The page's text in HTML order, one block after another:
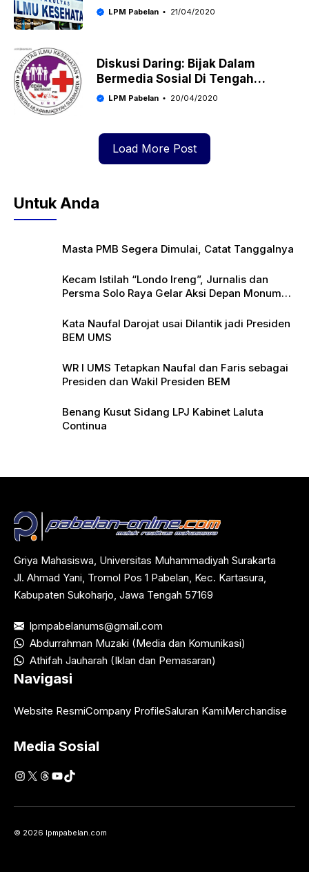
Undur Jadwal Pelaksanaan E-UTS
LPM Pabelan 21/04/2020
Diskusi Daring: Bijak Dalam
Bermedia Sosial Di Tengah
Pandemi Covid-19
LPM Pabelan 20/04/2020
Load More Post
Untuk Anda
Masta PMB Segera Dimulai, Catat Tanggalnya
Kecam Istilah “Londo Ireng”, Jurnalis dan
Persma Solo Raya Gelar Aksi Depan Monumen
Kata Naufal Darojat usai Dilantik jadi Presiden
BEM UMS
WR I UMS Tetapkan Naufal dan Faris sebagai
Presiden dan Wakil Presiden BEM
Benang Kusut Sidang LPJ Kabinet Laluta
Continua
Griya Mahasiswa, Universitas Muhammadiyah Surakarta
Jl. Ahmad Yani, Tromol Pos 1 Pabelan, Kec. Kartasura,
Kabupaten Sukoharjo, Jawa Tengah 57169
lpmpabelanums@gmail.com
Abdurrahman Muzaki (Media dan Komunikasi)
Athifah Jauharah (Iklan dan Pemasaran)
Navigasi
Website ResmiCompany ProfileSaluran KamiMerchandise
Media Sosial
Instagram
X Threads
YouTube
TikTok
© 2026 lpmpabelan.com